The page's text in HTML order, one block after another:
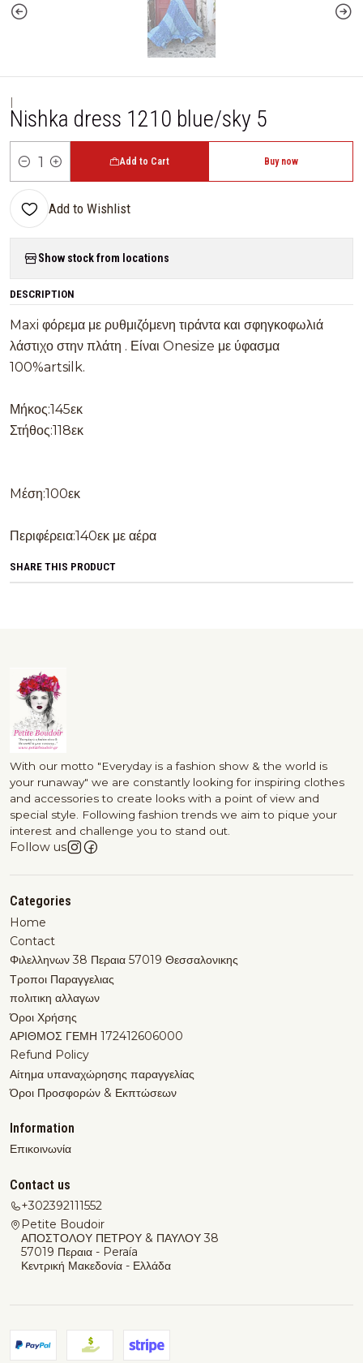
|
Nishka dress 1210 blue/sky 5
Quantity
Add to Cart Buy now
Add to Wishlist
Show stock from locations
DESCRIPTION
Maxi φόρεμα με ρυθμιζόμενη τιράντα και σφηγκοφωλιά
λάστιχο στην πλάτη . Είναι Onesize με ύφασμα
100%artsilk.
Μήκος:145εκ
Στήθος:118εκ
Mέση:100εκ
Περιφέρεια:140εκ με αέρα
SHARE THIS PRODUCT
With our motto "Everyday is a fashion show & the world is
your runaway" we are constantly looking for inspiring clothes
and accessories to create looks with a point of view and
special style. Following fashion trends we aim to pique your
interest and challenge you to stand out.
Follow us
Categories
Home
Contact
Φιλελληνων 38 Περαια 57019 Θεσσαλονικης
Τροποι Παραγγελιας
πολιτικη αλλαγων
Όροι Χρήσης
ΑΡΙΘΜΟΣ ΓΕΜΗ 172412606000
Refund Policy
Αίτημα υπαναχώρησης παραγγελίας
Όροι Προσφορών & Εκπτώσεων
Information
Επικοινωνία
Contact us
+302392111552
Petite Boudoir
ΑΠΟΣΤΟΛΟΥ ΠΕΤΡΟΥ & ΠΑΥΛΟΥ 38
57019 Περαια - Peraía
Κεντρική Μακεδονία - Ελλάδα